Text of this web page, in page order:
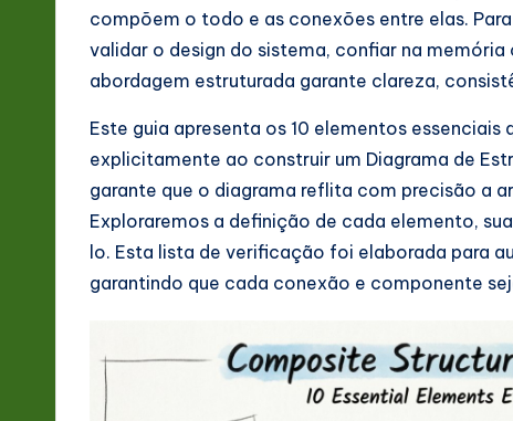
compõem o todo e as conexões entre elas.
validar o design do sistema, confiar na
abordagem estruturada garante clareza,
Este guia apresenta os 10 elementos
explicitamente ao construir um Diagrama de
garante que o diagrama reflita com precisão a
Exploraremos a definição de cada elemento,
lo. Esta lista de verificação foi elaborada para
garantindo que cada conexão e componente